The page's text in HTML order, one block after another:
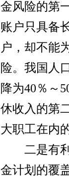
金风险的第
账户只具备
户，却不能
险。我国人
降为40％～
休收入的第
大职工在内
二是有利
金计划的覆